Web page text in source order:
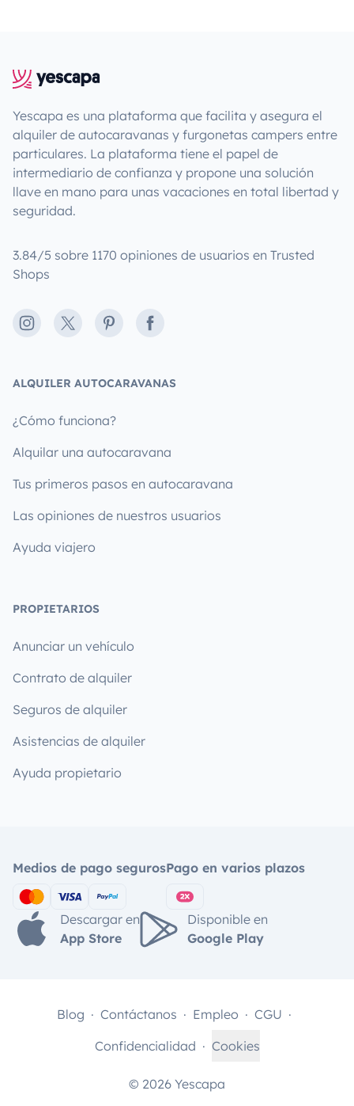
Yescapa es una plataforma que facilita y asegura el
alquiler de autocaravanas y furgonetas campers entre
particulares. La plataforma tiene el papel de
intermediario de confianza y propone una solución
llave en mano para unas vacaciones en total libertad y
seguridad.
3.84/5 sobre 1170 opiniones de usuarios en Trusted
Shops
Instagram
X PinterestFacebook
ALQUILER AUTOCARAVANAS
¿Cómo funciona?
Alquilar una autocaravana
Tus primeros pasos en autocaravana
Las opiniones de nuestros usuarios
Ayuda viajero
PROPIETARIOS
Anunciar un vehículo
Contrato de alquiler
Seguros de alquiler
Asistencias de alquiler
Ayuda propietario
Medios de pago segurosPago en varios plazos
Descargar en
App Store
Disponible en
Google Play
© 2026 Yescapa
Blog Contáctanos Empleo
CGU
Confidencialidad
Cookies